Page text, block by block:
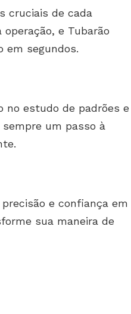
cruciais de cada
e Tubarão
em segundos.
no estudo de padrões e
um passo à
e confiança em
sua maneira de